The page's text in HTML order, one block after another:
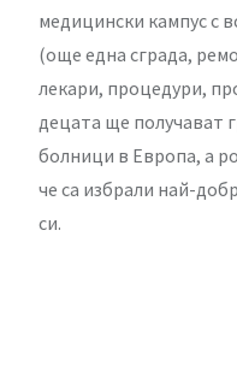
медицински кампус с
(още една сграда,
лекари, процедури,
децата ще получават
болници в Европа, а
че са избрали най-
си.